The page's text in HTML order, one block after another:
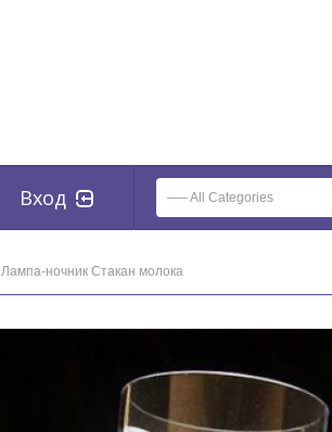
Вход —– All Categories
Лампа-ночник Стакан молока